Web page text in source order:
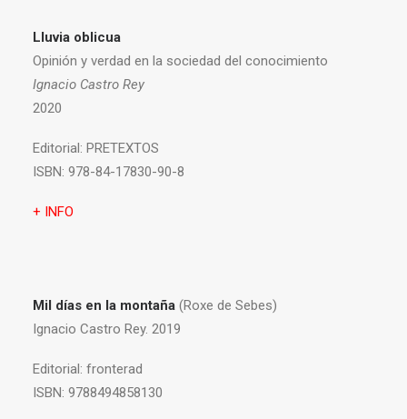
Lluvia oblicua
Opinión y verdad en la sociedad del conocimiento
Ignacio Castro Rey
2020
Editorial: PRETEXTOS
ISBN: 978-84-17830-90-8
+ INFO
Mil días en la montaña (Roxe de Sebes)
Ignacio Castro Rey. 2019
Editorial: fronterad
ISBN: 9788494858130